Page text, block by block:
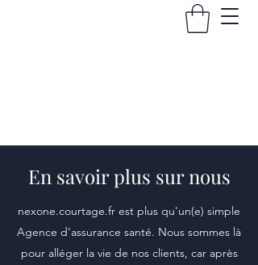
En savoir plus sur nous
nexone.courtage.fr est plus qu'un(e) simple
Agence d'assurance santé. Nous sommes là
pour alléger la vie de nos clients, car après